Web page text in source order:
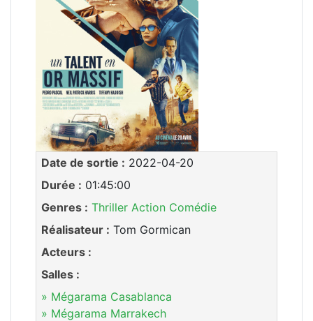
Date de sortie : 2022-04-20
Durée : 01:45:00
Genres : Thriller Action Comédie
Réalisateur : Tom Gormican
Acteurs :
Salles :
» Mégarama Casablanca
» Mégarama Marrakech